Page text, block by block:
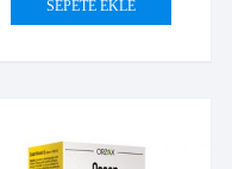
SEPETE EKLE